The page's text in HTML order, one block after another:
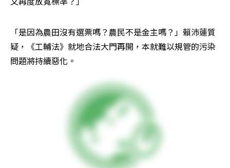
「是因為農田沒有選票嗎？農民不是金主嗎？」賴沛蓮質
疑，《工輔法》就地合法大門再開，本就難以規管的污染
問題將持續惡化。